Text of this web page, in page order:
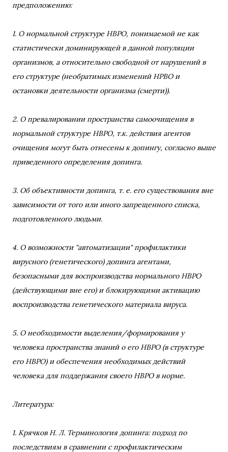
предположению:
1. О нормальной структуре НВРО, понимаемой не как
статистически доминирующей в данной популяции
организмов, а относительно свободной от нарушений в
его структуре (необратимых изменений НРВО и
остановки деятельности организма (смерти)).
2. О превалировании пространства самоочищения в
нормальной структуре НВРО, т.к. действия агентов
очищения могут быть отнесены к допингу, согласно выше
приведенного определения допинга.
3. Об объективности допинга, т. е. его существования вне
зависимости от того или иного запрещенного списка,
подготовленного людьми.
4. О возможности "автоматизации" профилактики
вирусного (генетического) допинга агентами,
безопасными для воспроизводства нормального НВРО
(действующими вне его) и блокирующими активацию
воспроизводства генетического материала вируса.
5. О необходимости выделения/формирования у
человека пространства знаний о его НВРО (в структуре
его НВРО) и обеспечения необходимых действий
человека для поддержания своего НВРО в норме.
Литература:
1. Крячков Н. Л. Терминология допинга: подход по
последствиям в сравнении с профилактическим